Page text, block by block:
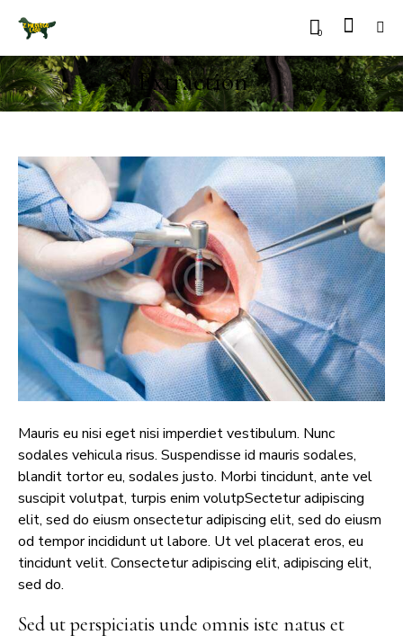
0
Extraction
Mauris eu nisi eget nisi imperdiet vestibulum. Nunc
sodales vehicula risus. Suspendisse id mauris sodales,
blandit tortor eu, sodales justo. Morbi tincidunt, ante vel
suscipit volutpat, turpis enim volutpSectetur adipiscing
elit, sed do eiusm onsectetur adipiscing elit, sed do eiusm
od tempor incididunt ut labore. Ut vel placerat eros, eu
tincidunt velit. Consectetur adipiscing elit, adipiscing elit,
sed do.
Sed ut perspiciatis unde omnis iste natus et